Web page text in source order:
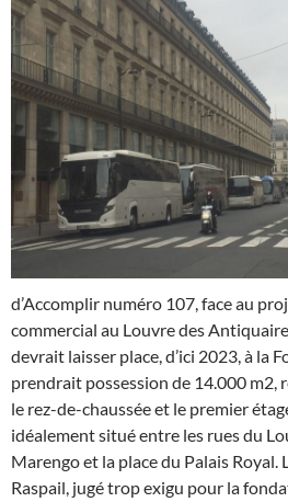
d’Accomplir numéro 107, face au
commercial au Louvre des
devrait laisser place, d’ici 2023, à la
prendrait possession de 14.000 m2,
le rez-de-chaussée et le premier
idéalement situé entre les rues du
Marengo et la place du Palais Royal.
Raspail, jugé trop exigu pour la